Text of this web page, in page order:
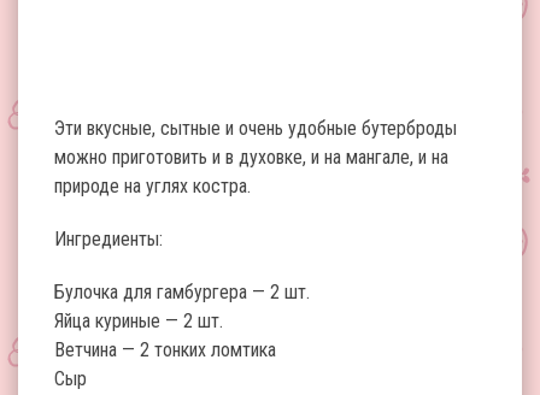
Эти вкусные, сытные и очень удобные бутерброды
можно приготовить и в духовке, и на мангале, и на
природе на углях костра.
Ингредиенты:
Булочка для гамбургера — 2 шт.
Яйца куриные — 2 шт.
Ветчина — 2 тонких ломтика
Сыр